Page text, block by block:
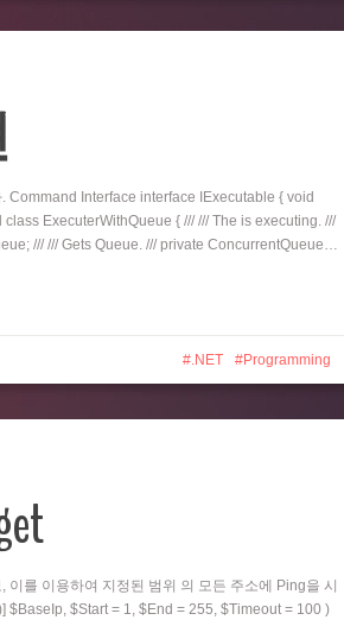
Command Interface interface IExecutable { void
ExecuterWithQueue { /// /// The is executing. ///
/// /// Gets Queue. /// private ConcurrentQueue…
.NET Programming
를 이용하여 지정된 범위 의 모든 주소에 Ping을 시
$BaseIp, $Start = 1, $End = 255, $Timeout = 100 )